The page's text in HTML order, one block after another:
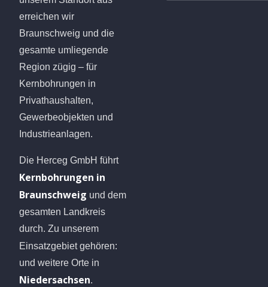
erreichen wir
Braunschweig und die
gesamte umliegende
Region zügig – für
Kernbohrungen in
Privathaushalten,
Gewerbeobjekten und
Industrieanlagen.
Die Herceg GmbH führt
Kernbohrungen in
Braunschweig und dem
gesamten Landkreis
durch. Zu unserem
Einsatzgebiet gehören:
und weitere Orte in
Niedersachsen.